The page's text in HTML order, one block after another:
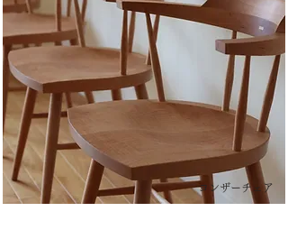
ヨンザーチェア